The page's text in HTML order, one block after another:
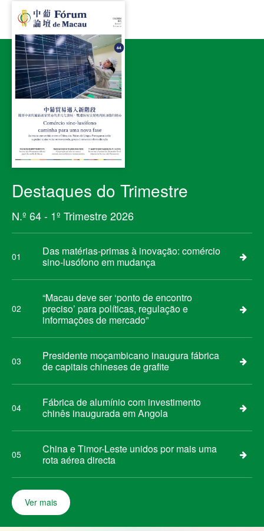
Destaques do Trimestre
N.º 64 - 1º Trimestre 2026
01
Das matérias-primas à inovação: comércio
sino-lusófono em mudança
02
“Macau deve ser ‘ponto de encontro
preciso’ para políticas, regulação e
informações de mercado”
03
Presidente moçambicano inaugura fábrica
de capitais chineses de grafite
04
Fábrica de alumínio com investimento
chinês inaugurada em Angola
05
China e Timor-Leste unidos por mais uma
rota aérea directa
Ver mais